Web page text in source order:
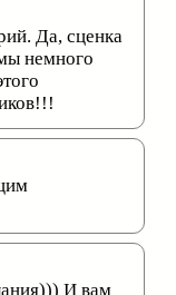
Да, сценка
немного
И вам